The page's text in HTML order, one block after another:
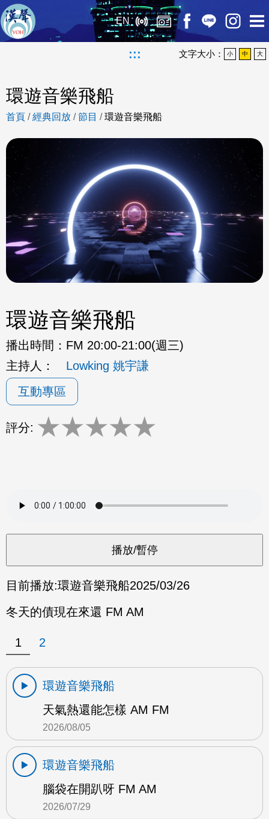
EN
::: 文字大小： 小 中 大
環遊音樂飛船
首頁 /經典回放 /節目 /環遊音樂飛船
環遊音樂飛船
播出時間： FM 20:00-21:00(週三)
主持人：
Lowking 姚宇謙
互動專區
評分: ★★★★★
目前播放:環遊音樂飛船2025/03/26
冬天的債現在來還 FM AM
1 2
環遊音樂飛船
天氣熱還能怎樣 AM FM
2026/08/05
環遊音樂飛船
腦袋在開趴呀 FM AM
2026/07/29